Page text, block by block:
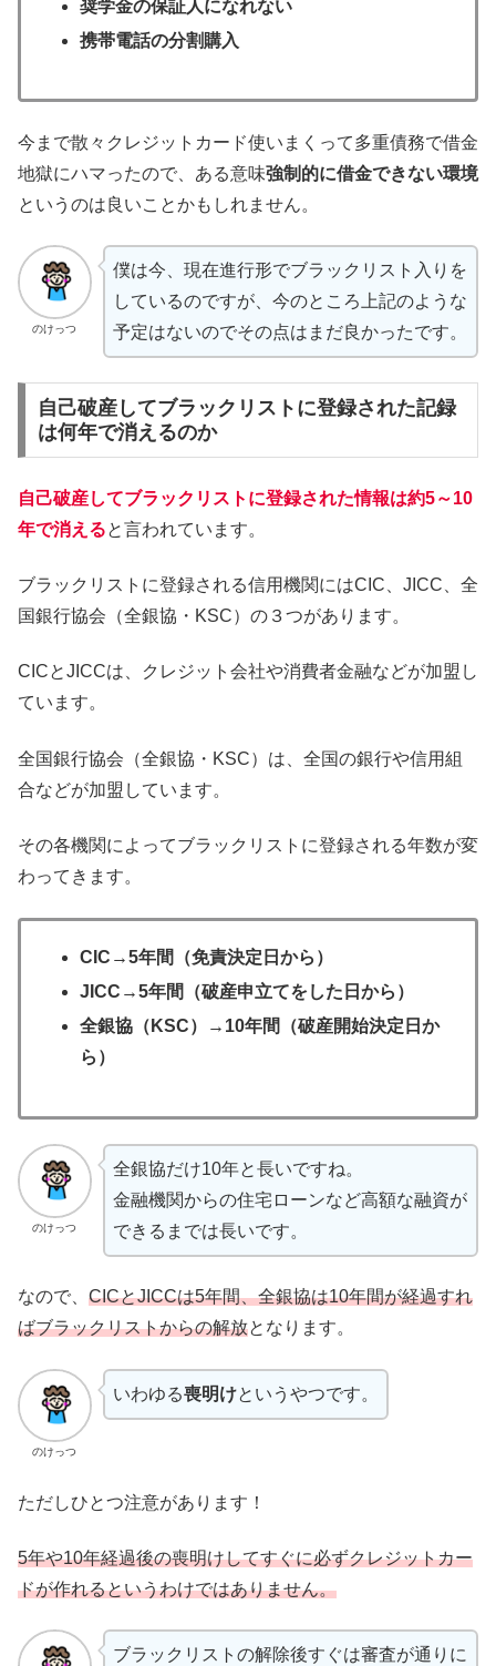
奨学金の保証人になれない
携帯電話の分割購入
今まで散々クレジットカード使いまくって多重債務で借金
地獄にハマったので、ある意味強制的に借金できない環境
というのは良いことかもしれません。
のけっつ
僕は今、現在進行形でブラックリスト入りを
しているのですが、今のところ上記のような
予定はないのでその点はまだ良かったです。
自己破産してブラックリストに登録された記録
は何年で消えるのか
自己破産してブラックリストに登録された情報は約5～10
年で消えると言われています。
ブラックリストに登録される信用機関にはCIC、JICC、全
国銀行協会（全銀協・KSC）の３つがあります。
CICとJICCは、クレジット会社や消費者金融などが加盟し
ています。
全国銀行協会（全銀協・KSC）は、全国の銀行や信用組
合などが加盟しています。
その各機関によってブラックリストに登録される年数が変
わってきます。
CIC→5年間（免責決定日から）
JICC→5年間（破産申立てをした日から）
全銀協（KSC）→10年間（破産開始決定日か
ら）
のけっつ
全銀協だけ10年と長いですね。
金融機関からの住宅ローンなど高額な融資が
できるまでは長いです。
なので、 CICとJICCは5年間、全銀協は10年間が経過すれ
ばブラックリストからの解放となります。
のけっつ
いわゆる喪明けというやつです。
ただしひとつ注意があります！
5年や10年経過後の喪明けしてすぐに必ずクレジットカー
ドが作れるというわけではありません。
ブラックリストの解除後すぐは審査が通りに